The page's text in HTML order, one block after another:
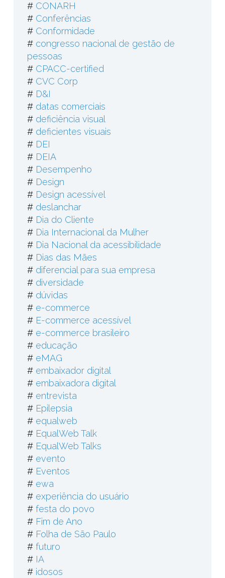
# CONARH
# Conferências
# Conformidade
# congresso nacional de gestão de
pessoas
# CPACC-certified
# CVC Corp
# D&I
# datas comerciais
# deficiência visual
# deficientes visuais
# DEI
# DEIA
# Desempenho
# Design
# Design acessível
# deslanchar
# Dia do Cliente
# Dia Internacional da Mulher
# Dia Nacional da acessibilidade
# Dias das Mães
# diferencial para sua empresa
# diversidade
# dúvidas
# e-commerce
# E-commerce acessível
# e-commerce brasileiro
# educação
# eMAG
# embaixador digital
# embaixadora digital
# entrevista
# Epilepsia
# equalweb
# EqualWeb Talk
# EqualWeb Talks
# evento
# Eventos
# ewa
# experiência do usuário
# festa do povo
# Fim de Ano
# Folha de São Paulo
# futuro
# IA
# idosos